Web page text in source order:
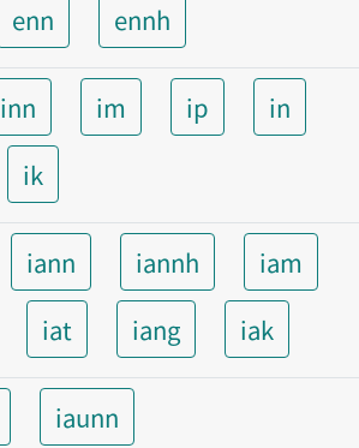
enn ennh
inn im ip
in
ik
iann iannh
iam
iat iang iak
iaunn